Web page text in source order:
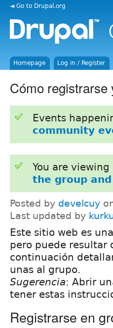
◄ Go to Drupal.org
Homepage Log in / Register
Cómo registrarse
Events
community
You are
the group
Posted by develcuy
Last updated by
Este sitio web es
pero puede resultar
continuación
unas al grupo.
Sugerencia: Abrir
tener estas
Registrarse en